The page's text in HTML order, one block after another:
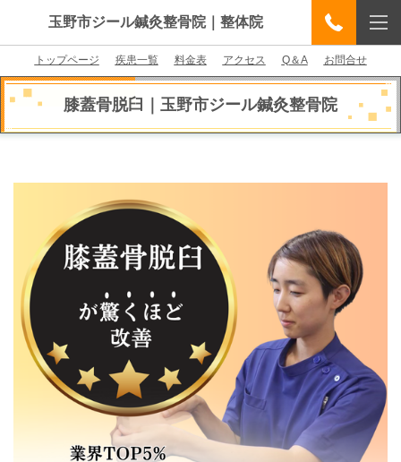
玉野市ジール鍼灸整骨院｜整体院
トップページ 疾患一覧 料金表 アクセス Q＆A お問合せ
膝蓋骨脱臼 玉野市ジール鍼灸整骨院